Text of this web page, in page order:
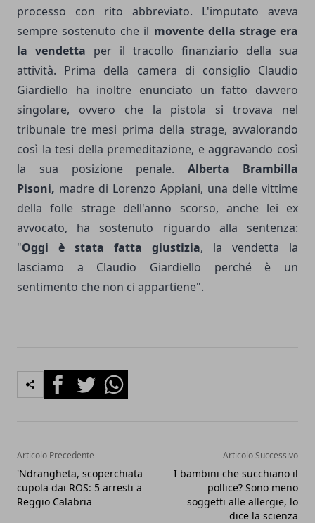
processo con rito abbreviato. L'imputato aveva
sempre sostenuto che il movente della strage era
la vendetta per il tracollo finanziario della sua
attività. Prima della camera di consiglio Claudio
Giardiello ha inoltre enunciato un fatto davvero
singolare, ovvero che la pistola si trovava nel
tribunale tre mesi prima della strage, avvalorando
così la tesi della premeditazione, e aggravando così
la sua posizione penale.Alberta Brambilla
Pisoni, madre di Lorenzo Appiani, una delle vittime
della folle strage dell'anno scorso, anche lei ex
avvocato, ha sostenuto riguardo alla sentenza:
"Oggi è stata fatta giustizia, la vendetta la
lasciamo a Claudio Giardiello perché è un
sentimento che non ci appartiene".
FacebookTwitterWhatsapp
Articolo Precedente
'Ndrangheta, scoperchiata
cupola dai ROS: 5 arresti a
Reggio Calabria
Articolo Successivo
I bambini che succhiano il
pollice? Sono meno
soggetti alle allergie, lo
dice la scienza